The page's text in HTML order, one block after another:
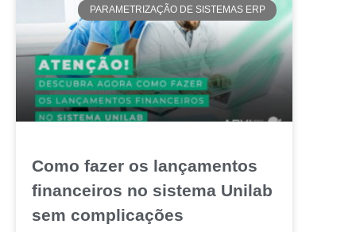
PARAMETRIZAÇÃO DE SISTEMAS ERP
Como fazer os lançamentos
financeiros no sistema Unilab
sem complicações